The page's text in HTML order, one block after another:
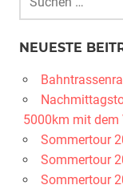
NEUESTE
5000km mit dem
Sommertour
Sommertour
Sommertour